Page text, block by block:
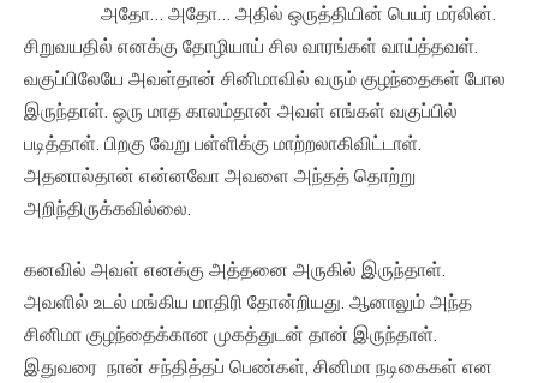
அதோ… அதோ… அதில் ஒருத்தியின் பெயர் மர்லின்.
சிறுவயதில் எனக்கு தோழியாய் சில வாரங்கள் வாய்த்தவள்.
வகுப்பிலேயே அவள்தான் சினிமாவில் வரும் குழந்தைகள் போல
இருந்தாள். ஒரு மாத காலம்தான் அவள் எங்கள் வகுப்பில்
படித்தாள். பிறகு வேறு பள்ளிக்கு மாற்றலாகிவிட்டாள்.
அதனால்தான் என்னவோ அவளை அந்தத் தொற்று
அறிந்திருக்கவில்லை.
கனவில் அவள் எனக்கு அத்தனை அருகில் இருந்தாள்.
அவளில் உடல் மங்கிய மாதிரி தோன்றியது. ஆனாலும் அந்த
சினிமா குழந்தைக்கான முகத்துடன் தான் இருந்தாள்.
இதுவரை நான் சந்தித்தப் பெண்கள், சினிமா நடிகைகள் என